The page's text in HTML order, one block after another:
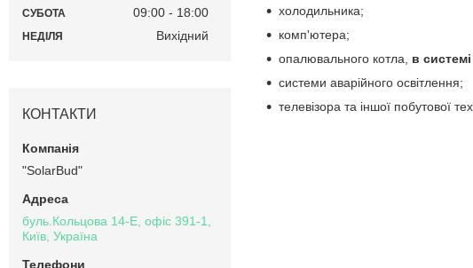
холодильника;
комп'ютера;
опалювального котла,
в
системи аварійного освітлення;
телевізора та іншої побутової
СУБОТА 09:00 18:00
НЕДІЛЯ Вихідний
КОНТАКТИ
"SolarBud"
буль.Кольцова 14-Е, офіс 391-1,
Київ, Україна